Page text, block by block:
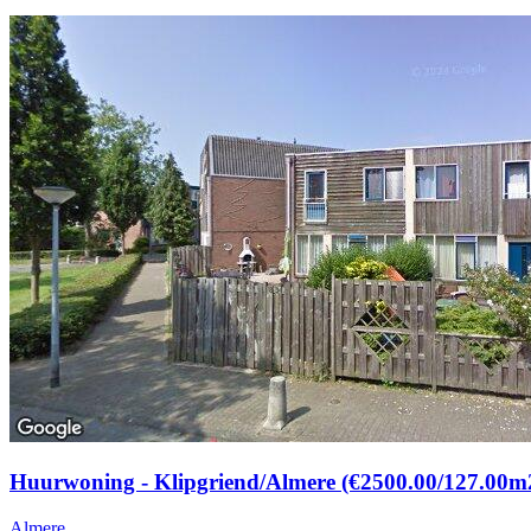
Huurwoning - Klipgriend/Almere (€2500.00/